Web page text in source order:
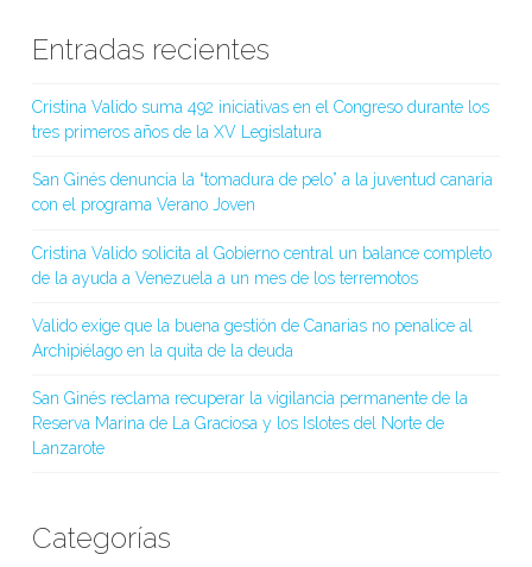
Entradas recientes
Cristina Valido suma 492 iniciativas en el Congreso durante los
tres primeros años de la XV Legislatura
San Ginés denuncia la “tomadura de pelo” a la juventud canaria
con el programa Verano Joven
Cristina Valido solicita al Gobierno central un balance completo
de la ayuda a Venezuela a un mes de los terremotos
Valido exige que la buena gestión de Canarias no penalice al
Archipiélago en la quita de la deuda
San Ginés reclama recuperar la vigilancia permanente de la
Reserva Marina de La Graciosa y los Islotes del Norte de
Lanzarote
Categorías